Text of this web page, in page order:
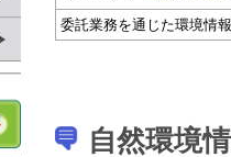
委託業務を通じた環境情
自然環境